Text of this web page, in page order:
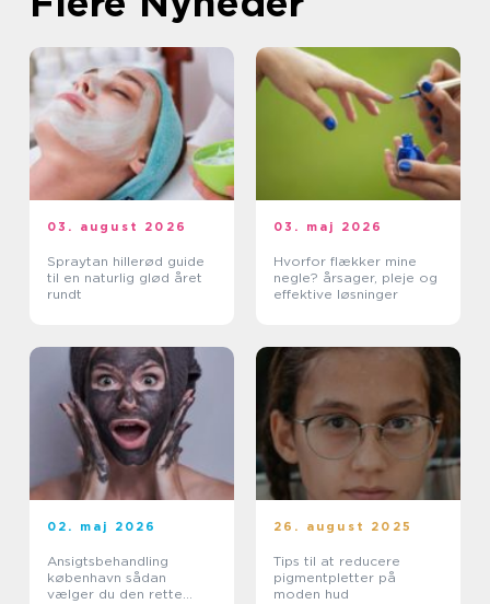
03. august 2026
Spraytan hillerød guide
til en naturlig glød året
rundt
03. maj 2026
Hvorfor flækker mine
negle? årsager, pleje og
effektive løsninger
02. maj 2026
Ansigtsbehandling
københavn sådan
vælger du den rette
26. august 2025
Tips til at reducere
pigmentpletter på
moden hud